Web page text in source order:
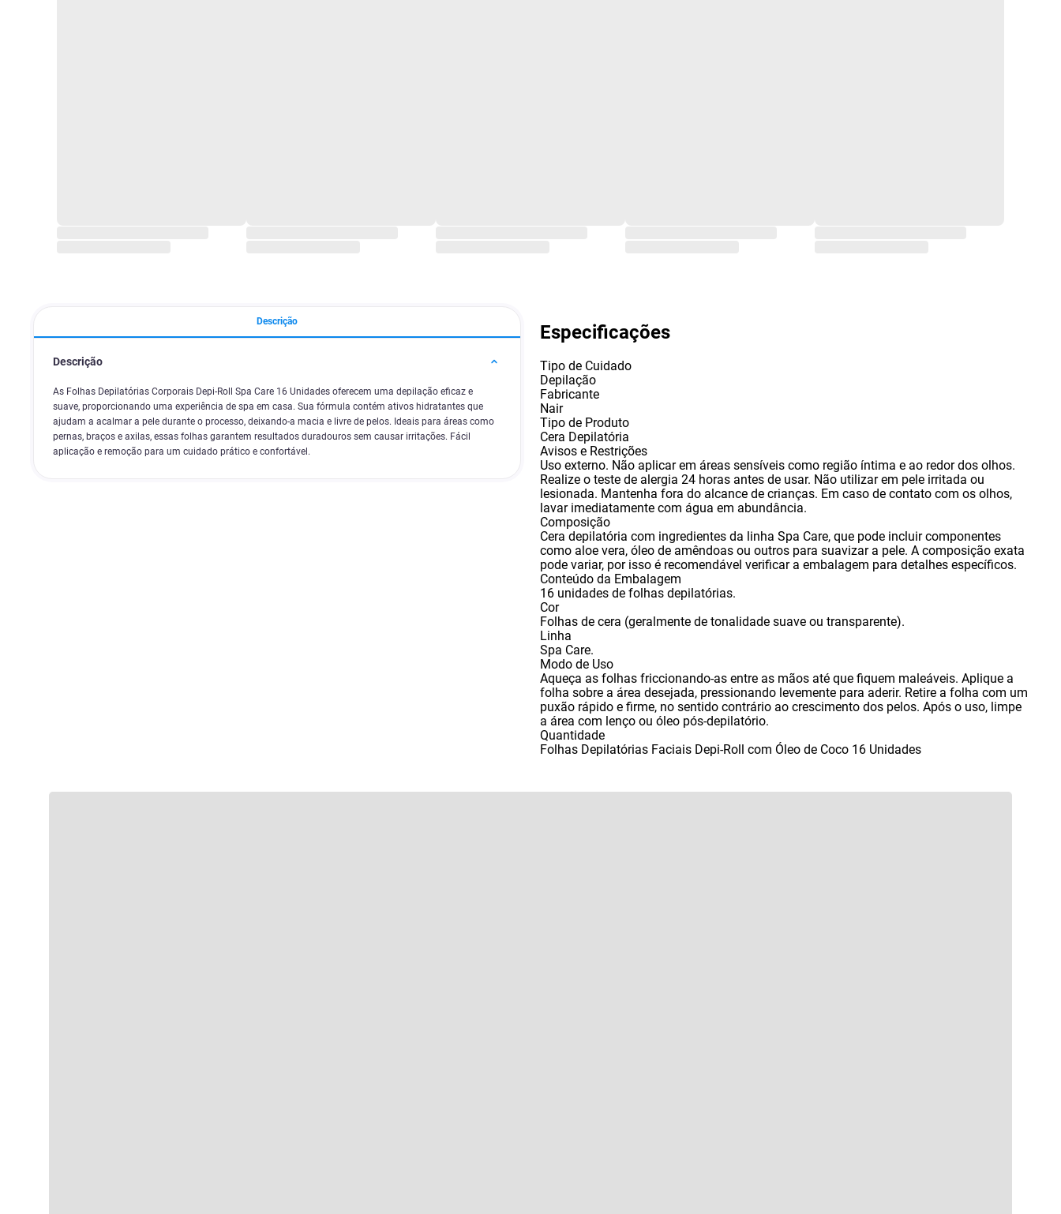
Descrição
Descrição
As Folhas Depilatórias Corporais Depi-Roll Spa Care 16 Unidades oferecem uma depilação eficaz e
suave, proporcionando uma experiência de spa em casa. Sua fórmula contém ativos hidratantes que
ajudam a acalmar a pele durante o processo, deixando-a macia e livre de pelos. Ideais para áreas como
pernas, braços e axilas, essas folhas garantem resultados duradouros sem causar irritações. Fácil
aplicação e remoção para um cuidado prático e confortável.
Especificações
Tipo de Cuidado
Depilação
Fabricante
Nair
Tipo de Produto
Cera Depilatória
Avisos e Restrições
Uso externo. Não aplicar em áreas sensíveis como região íntima e ao redor dos olhos.
Realize o teste de alergia 24 horas antes de usar. Não utilizar em pele irritada ou
lesionada. Mantenha fora do alcance de crianças. Em caso de contato com os olhos,
lavar imediatamente com água em abundância.
Composição
Cera depilatória com ingredientes da linha Spa Care, que pode incluir componentes
como aloe vera, óleo de amêndoas ou outros para suavizar a pele. A composição exata
pode variar, por isso é recomendável verificar a embalagem para detalhes específicos.
Conteúdo da Embalagem
16 unidades de folhas depilatórias.
Cor
Folhas de cera (geralmente de tonalidade suave ou transparente).
Linha
Spa Care.
Modo de Uso
Aqueça as folhas friccionando-as entre as mãos até que fiquem maleáveis. Aplique a
folha sobre a área desejada, pressionando levemente para aderir. Retire a folha com um
puxão rápido e firme, no sentido contrário ao crescimento dos pelos. Após o uso, limpe
a área com lenço ou óleo pós-depilatório.
Quantidade
Folhas Depilatórias Faciais Depi-Roll com Óleo de Coco 16 Unidades